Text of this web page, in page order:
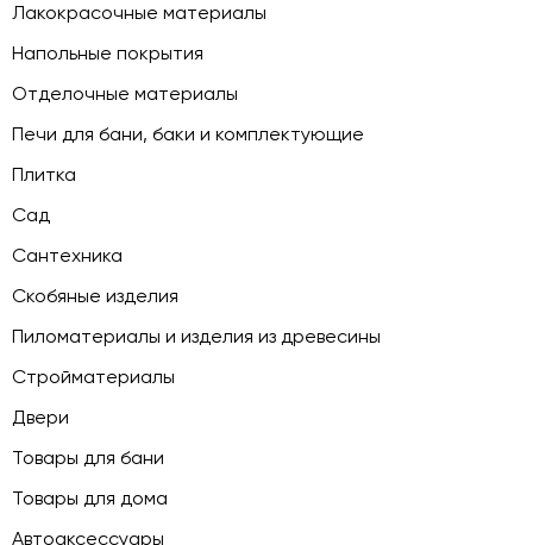
Лакокрасочные материалы
Напольные покрытия
Отделочные материалы
Печи для бани, баки и комплектующие
Плитка
Сад
Сантехника
Скобяные изделия
Пиломатериалы и изделия из древесины
Стройматериалы
Двери
Товары для бани
Товары для дома
Автоаксессуары